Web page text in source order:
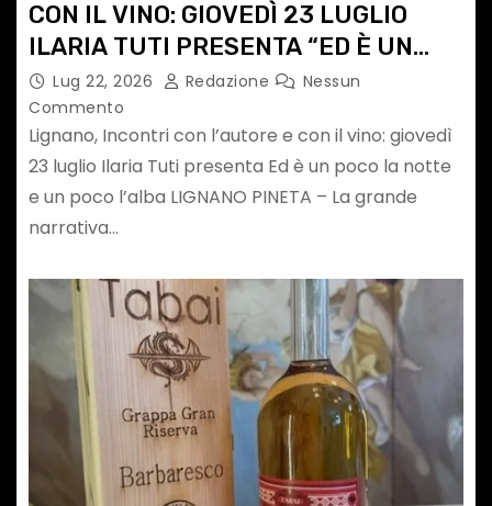
CON IL VINO: GIOVEDÌ 23 LUGLIO
ILARIA TUTI PRESENTA “ED È UN
POCO LA NOTTE E UN POCO L’ALBA”
Lug 22, 2026 Redazione
Nessun
Commento
Lignano, Incontri con l’autore e con il vino: giovedì
23 luglio Ilaria Tuti presenta Ed è un poco la notte
e un poco l’alba LIGNANO PINETA – La grande
narrativa…